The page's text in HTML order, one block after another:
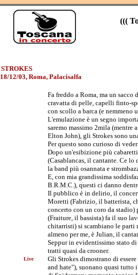
(((
STROKES
18/12/03, Roma, Palacisalfa
Live
Fa freddo a Roma, ma un
cravatta di pelle, capelli finto-
con scollo a barca (e nemmeno
L'emulazione è un segno
saremo massimo 2mila (mentre
Elton John), gli Strokes sono
Per questo sono curioso di
Dopo un'esibizione più
(Casablancas, il cantante. Ce
la band più osannata e
E, con mia grandissima
B.R.M.C.), questi ci danno
Il pubblico è in delirio, il
Moretti (Fabrizio, il batterista,
concerto con un coro da
(Fraiture, il bassista) fa il suo
chitarristi) si scambiano le parti
almeno per me, è Julian, il
Seppur in evidentissimo stato
tratti quasi da crooner.
Gli Strokes dimostrano di
and hate"), suonano quasi tutto